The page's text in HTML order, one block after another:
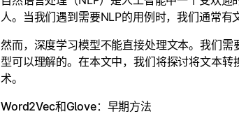
人。当我们遇到需要NLP的用例时，我们通常有
然而，深度学习模型不能直接处理文本。我们
型可以理解的。在本文中，我们将探讨将文本
术。
Word2Vec和Glove：早期方法